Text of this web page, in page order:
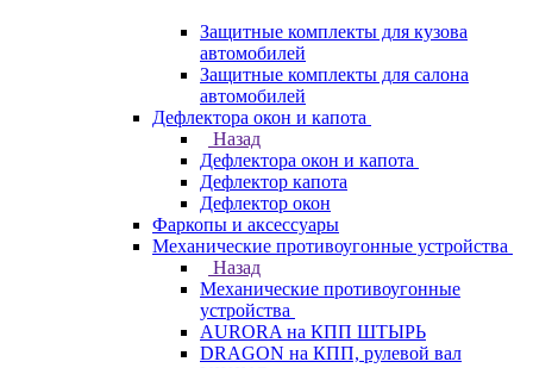
Защитные комплекты для кузова
автомобилей
Защитные комплекты для салона
автомобилей
Дефлектора окон и капота
Назад
Дефлектора окон и капота
Дефлектор капота
Дефлектор окон
Фаркопы и аксессуары
Механические противоугонные устройства
Назад
Механические противоугонные
устройства
AURORA на КПП ШТЫРЬ
DRAGON на КПП, рулевой вал